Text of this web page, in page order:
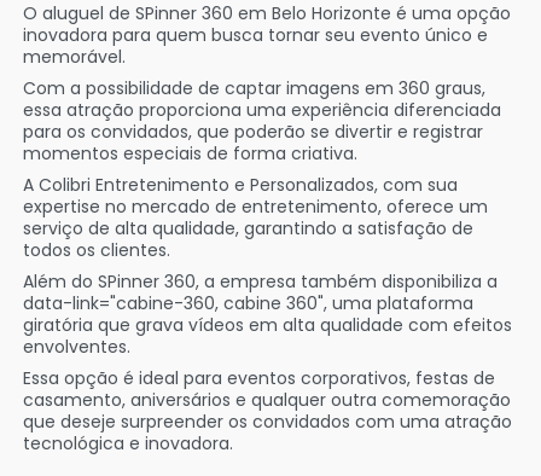
O aluguel de SPinner 360 em Belo Horizonte é uma opção
inovadora para quem busca tornar seu evento único e
memorável.
Com a possibilidade de captar imagens em 360 graus,
essa atração proporciona uma experiência diferenciada
para os convidados, que poderão se divertir e registrar
momentos especiais de forma criativa.
A Colibri Entretenimento e Personalizados, com sua
expertise no mercado de entretenimento, oferece um
serviço de alta qualidade, garantindo a satisfação de
todos os clientes.
Além do SPinner 360, a empresa também disponibiliza a
data-link="cabine-360, cabine 360", uma plataforma
giratória que grava vídeos em alta qualidade com efeitos
envolventes.
Essa opção é ideal para eventos corporativos, festas de
casamento, aniversários e qualquer outra comemoração
que deseje surpreender os convidados com uma atração
tecnológica e inovadora.